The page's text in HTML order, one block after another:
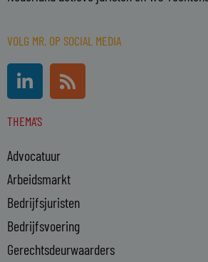
VOLG MR. OP SOCIAL MEDIA
i
k
d
i
n
-
i
n
R
s
THEMA'S
Advocatuur
Arbeidsmarkt
Bedrijfsjuristen
Bedrijfsvoering
Gerechtsdeurwaarders